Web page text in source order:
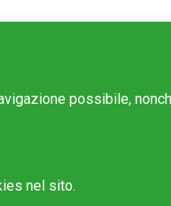
possibile,
nel sito.